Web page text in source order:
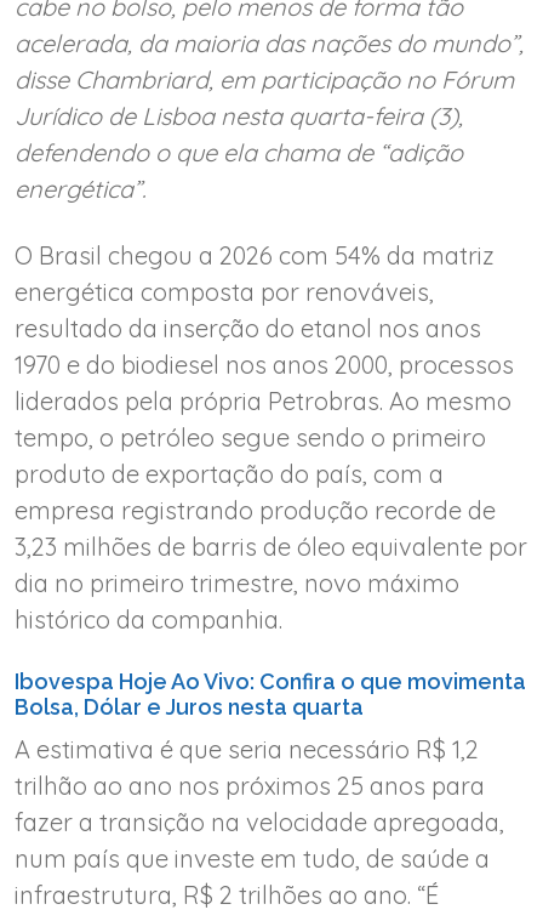
cabe no bolso, pelo menos de forma tão
acelerada, da maioria das nações do mundo”,
disse Chambriard, em participação no Fórum
Jurídico de Lisboa nesta quarta-feira (3),
defendendo o que ela chama de “adição
energética”.
O Brasil chegou a 2026 com 54% da matriz
energética composta por renováveis,
resultado da inserção do etanol nos anos
1970 e do biodiesel nos anos 2000, processos
liderados pela própria Petrobras. Ao mesmo
tempo, o petróleo segue sendo o primeiro
produto de exportação do país, com a
empresa registrando produção recorde de
3,23 milhões de barris de óleo equivalente por
dia no primeiro trimestre, novo máximo
histórico da companhia.
Ibovespa Hoje Ao Vivo: Confira o que movimenta
Bolsa, Dólar e Juros nesta quarta
A estimativa é que seria necessário R$ 1,2
trilhão ao ano nos próximos 25 anos para
fazer a transição na velocidade apregoada,
num país que investe em tudo, de saúde a
infraestrutura, R$ 2 trilhões ao ano. “É